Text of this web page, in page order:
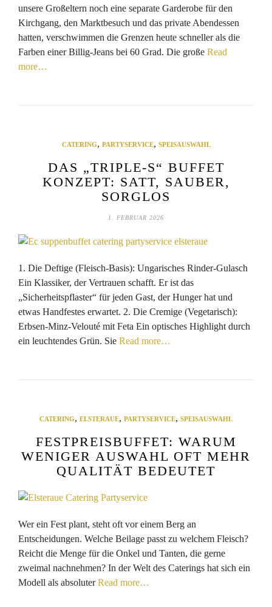
unsere Großeltern noch eine separate Garderobe für den
Kirchgang, den Marktbesuch und das private Abendessen
hatten, verschwimmen die Grenzen heute schneller als die
Farben einer Billig-Jeans bei 60 Grad. Die große Read
more…
CATERING, PARTYSERVICE, SPEISAUSWAHL
DAS „TRIPLE-S“ BUFFET
KONZEPT: SATT, SAUBER,
SORGLOS
1. FEBRUAR 2026
1. Die Deftige (Fleisch-Basis): Ungarisches Rinder-Gulasch
Ein Klassiker, der Vertrauen schafft. Er ist das
„Sicherheitspflaster“ für jeden Gast, der Hunger hat und
etwas Handfestes erwartet. 2. Die Cremige (Vegetarisch):
Erbsen-Minz-Velouté mit Feta Ein optisches Highlight durch
ein leuchtendes Grün. Sie Read more…
CATERING, ELSTERAUE, PARTYSERVICE, SPEISAUSWAHL
FESTPREISBUFFET: WARUM
WENIGER AUSWAHL OFT MEHR
QUALITÄT BEDEUTET
Wer ein Fest plant, steht oft vor einem Berg an
Entscheidungen. Welche Beilage passt zu welchem Fleisch?
Reicht die Menge für die Onkel und Tanten, die gerne
zweimal nachnehmen? In der Welt des Caterings hat sich ein
Modell als absoluterRead more…